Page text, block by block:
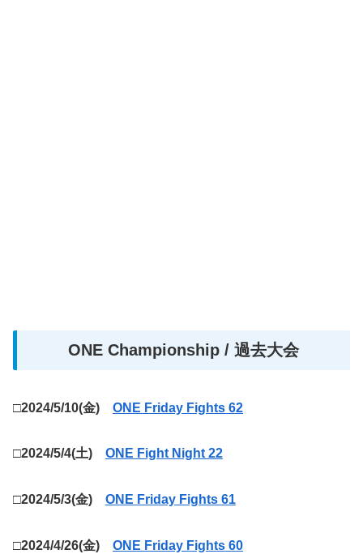
ONE Championship / 過去大会
□2024/5/10(金) ONE Friday Fights 62
□2024/5/4(土) ONE Fight Night 22
□2024/5/3(金) ONE Friday Fights 61
□2024/4/26(金) ONE Friday Fights 60